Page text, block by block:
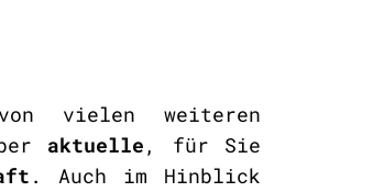
vielen weiteren
aktuelle, für Sie
. Auch im Hinblick